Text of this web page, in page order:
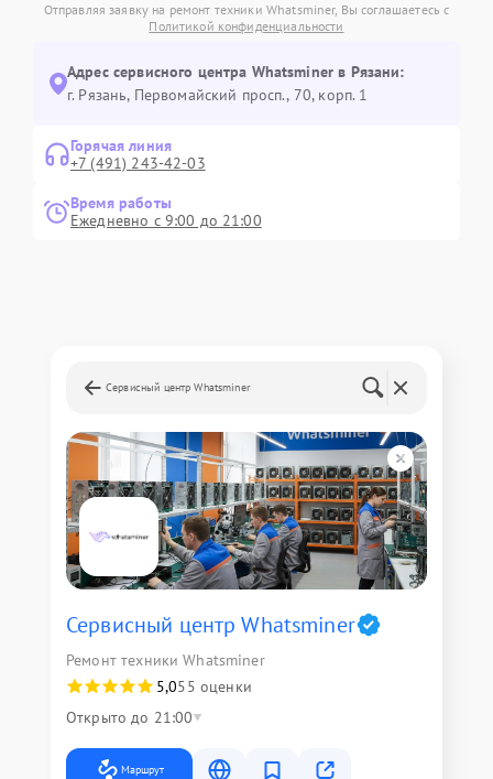
Отправляя заявку на ремонт техники Whatsminer, Вы соглашаетесь с
Политикой конфиденциальности
Адрес сервисного центра Whatsminer в Рязани:
г. Рязань, Первомайский просп., 70, корп. 1
Горячая линия
+7 (491) 243-42-03
Время работы
Ежедневно с 9:00 до 21:00
Сервисный центр Whatsminer
Сервисный центр Whatsminer
Ремонт техники Whatsminer
5,055 оценки
Открыто до 21:00
Маршрут